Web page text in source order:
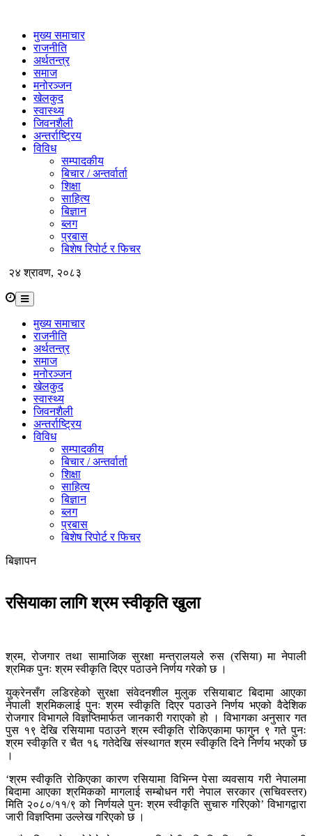
मुख्य समाचार
राजनीति
अर्थतन्त्र
समाज
मनोरञ्जन
खेलकुद
स्वास्थ्य
जिवनशैली
अन्तर्राष्ट्रिय
विविध
सम्पादकीय
बिचार / अन्तर्वार्ता
शिक्षा
साहित्य
बिज्ञान
ब्लग
प्रबास
बिशेष रिपोर्ट र फिचर
२४ श्रावण, २०८३
मुख्य समाचार
राजनीति
अर्थतन्त्र
समाज
मनोरञ्जन
खेलकुद
स्वास्थ्य
जिवनशैली
अन्तर्राष्ट्रिय
विविध
सम्पादकीय
बिचार / अन्तर्वार्ता
शिक्षा
साहित्य
बिज्ञान
ब्लग
प्रबास
बिशेष रिपोर्ट र फिचर
बिज्ञापन
रसियाका लागि श्रम स्वीकृति खुला
श्रम, रोजगार तथा सामाजिक सुरक्षा मन्त्रालयले रुस (रसिया) मा नेपाली
श्रमिक पुनः श्रम स्वीकृति दिएर पठाउने निर्णय गरेको छ ।
युक्रेनसँग लडिरहेको सुरक्षा संवेदनशील मुलुक रसियाबाट बिदामा आएका
नेपाली श्रमिकलाई पुनः श्रम स्वीकृति दिएर पठाउने निर्णय भएको वैदेशिक
रोजगार विभागले विज्ञप्तिमार्फत जानकारी गराएको हो । विभागका अनुसार गत
पुस १९ देखि रसियामा पठाउने श्रम स्वीकृति रोकिएकामा फागुन ९ गते पुनः
श्रम स्वीकृति र चैत १६ गतेदेखि संस्थागत श्रम स्वीकृति दिने निर्णय भएको छ
।
‘श्रम स्वीकृति रोकिएका कारण रसियामा विभिन्न पेसा व्यवसाय गरी नेपालमा
बिदामा आएका श्रमिकको मागलाई सम्बोधन गरी नेपाल सरकार (सचिवस्तर)
मिति २०८०/११/९ को निर्णयले पुनः श्रम स्वीकृति सुचारु गरिएको’ विभागद्वारा
जारी विज्ञप्तिमा उल्लेख गरिएको छ ।